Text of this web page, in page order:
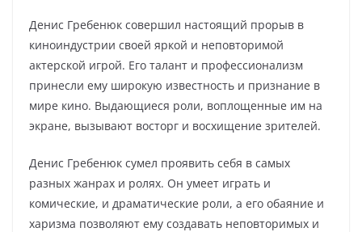
Денис Гребенюк совершил настоящий прорыв в
киноиндустрии своей яркой и неповторимой
актерской игрой. Его талант и профессионализм
принесли ему широкую известность и признание в
мире кино. Выдающиеся роли, воплощенные им на
экране, вызывают восторг и восхищение зрителей.
Денис Гребенюк сумел проявить себя в самых
разных жанрах и ролях. Он умеет играть и
комические, и драматические роли, а его обаяние и
харизма позволяют ему создавать неповторимых и